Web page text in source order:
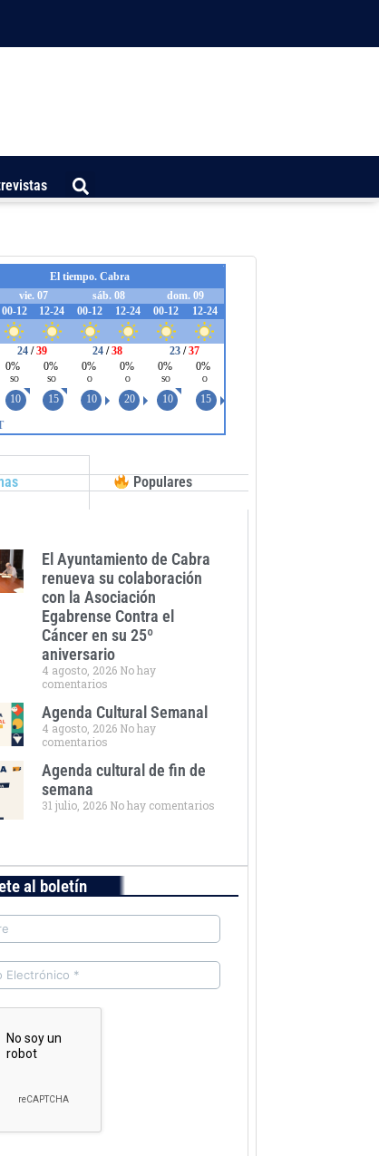
Populares
El Ayuntamiento de Cabra
renueva su colaboración
con la Asociación
Egabrense Contra el
Cáncer en su 25º
aniversario
4 agosto, 2026 No hay
comentarios
Agenda Cultural Semanal
4 agosto, 2026 No hay
comentarios
Agenda cultural de fin de
semana
31 julio, 2026 No hay comentarios
al boletín